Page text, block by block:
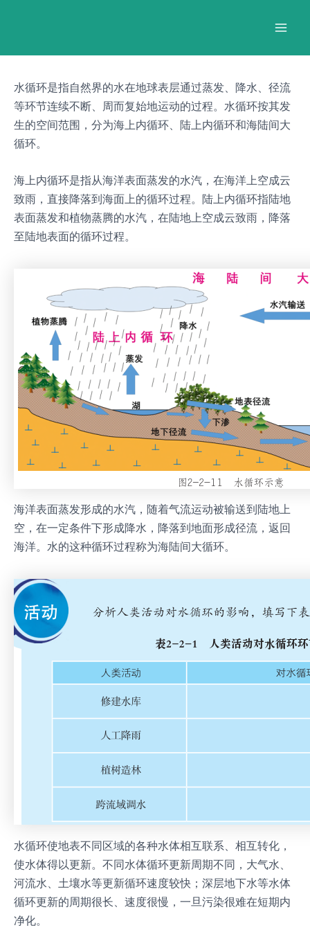
水循环是指自然界的水在地球表层通过蒸发、降水、径流
等环节连续不断、周而复始地运动的过程。水循环按其发
生的空间范围，分为海上内循环、陆上内循环和海陆间大
循环。
海上内循环是指从海洋表面蒸发的水汽，在海洋上空成云
致雨，直接降落到海面上的循环过程。陆上内循环指陆地
表面蒸发和植物蒸腾的水汽，在陆地上空成云致雨，降落
至陆地表面的循环过程。
海洋表面蒸发形成的水汽，随着气流运动被输送到陆地上
空，在一定条件下形成降水，降落到地面形成径流，返回
海洋。水的这种循环过程称为海陆间大循环。
水循环使地表不同区域的各种水体相互联系、相互转化，
使水体得以更新。不同水体循环更新周期不同，大气水、
河流水、土壤水等更新循环速度较快；深层地下水等水体
循环更新的周期很长、速度很慢，一旦污染很难在短期内
净化。